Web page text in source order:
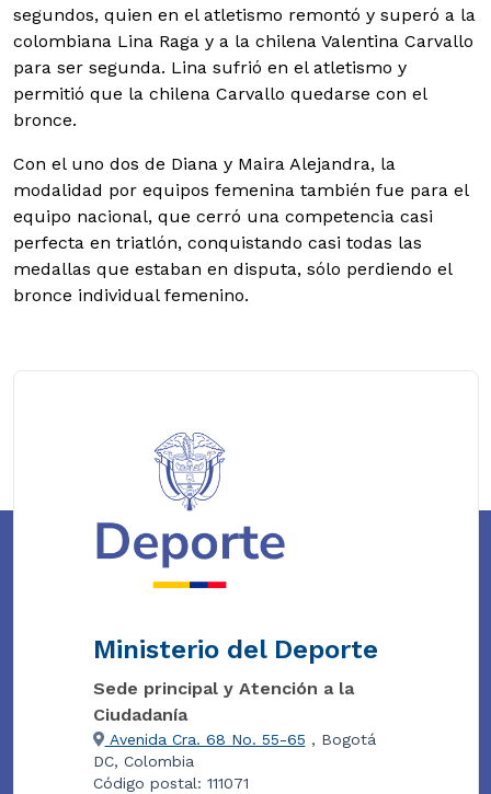
segundos, quien en el atletismo remontó y superó a la
colombiana Lina Raga y a la chilena Valentina Carvallo
para ser segunda. Lina sufrió en el atletismo y
permitió que la chilena Carvallo quedarse con el
bronce.
Con el uno dos de Diana y Maira Alejandra, la
modalidad por equipos femenina también fue para el
equipo nacional, que cerró una competencia casi
perfecta en triatlón, conquistando casi todas las
medallas que estaban en disputa, sólo perdiendo el
bronce individual femenino.
Ministerio del Deporte
Sede principal y Atención a la
Ciudadanía
Avenida Cra. 68 No. 55-65 , Bogotá
DC, Colombia
Código postal: 111071